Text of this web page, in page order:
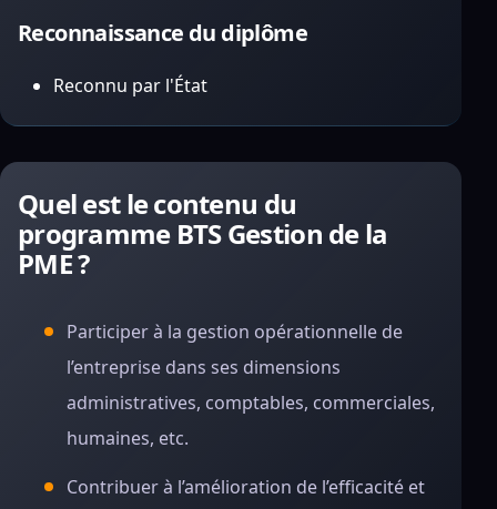
Reconnaissance du diplôme
Reconnu par l'État
Quel est le contenu du
programme BTS Gestion de la
PME ?
Participer à la gestion opérationnelle de
l’entreprise dans ses dimensions
administratives, comptables, commerciales,
humaines, etc.
Contribuer à l’amélioration de l’efficacité et